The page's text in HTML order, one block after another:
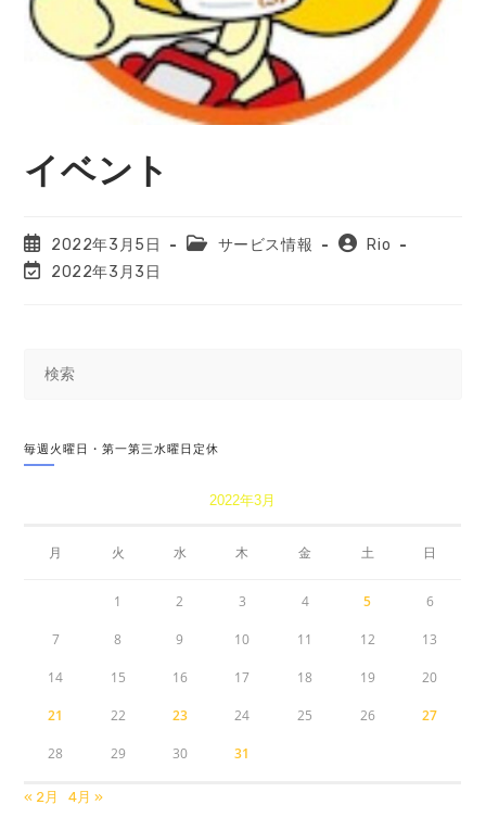
イベント
投
稿
公
2022年3月5日
投
サービス情報
投
Rio
投
2022年3月3日
毎週火曜日・第一第三水曜日定休
2022年3月
月 火 水 木 金 土 日
1 2 3 4 5 6
7 8 9 10 11 12 13
14 15 16 17 18 19 20
21 22 23 24 25 26 27
28 29 30 31
« 2月 4月 »